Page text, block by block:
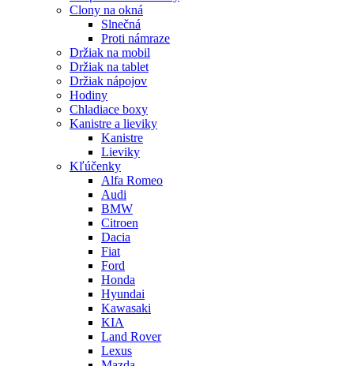
Clony na okná
Slnečná
Proti námraze
Držiak na mobil
Držiak na tablet
Držiak nápojov
Hodiny
Chladiace boxy
Kanistre a lieviky
Kanistre
Lieviky
Kľúčenky
Alfa Romeo
Audi
BMW
Citroen
Dacia
Fiat
Ford
Honda
Hyundai
Kawasaki
KIA
Land Rover
Lexus